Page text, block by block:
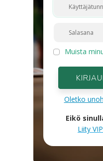
Muista
Oletko
Eikö
Liity